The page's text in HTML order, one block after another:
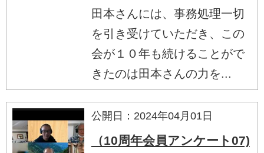
田本さんには、事務処理一切
を引き受けていただき、この
会が１０年も続けることがで
きたのは田本さんの力を...
公開日：2024年04月01日
（10周年会員アンケート07)